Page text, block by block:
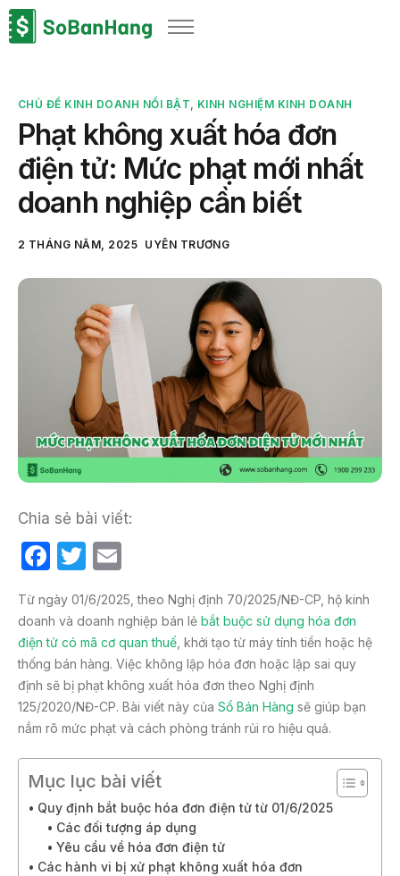
Sản phẩm
Bảng giá
Blog
Thông tin thuế
Về chúng tôi
CHỦ ĐỀ KINH DOANH NỔI BẬT, KINH NGHIỆM KINH DOANH
Phạt không xuất hóa đơn
điện tử: Mức phạt mới nhất
doanh nghiệp cần biết
2 THÁNG NĂM, 2025 UYÊN TRƯƠNG
Chia sẻ bài viết:
F
c
e
b
o
o
k
T
itt
er
ail
Từ ngày 01/6/2025, theo Nghị định 70/2025/NĐ-CP, hộ kinh
doanh và doanh nghiệp bán lẻ bắt buộc sử dụng hóa đơn
điện tử có mã cơ quan thuế , khởi tạo từ máy tính tiền hoặc hệ
thống bán hàng. Việc không lập hóa đơn hoặc lập sai quy
định sẽ bị phạt không xuất hóa đơn theo Nghị định
125/2020/NĐ-CP. Bài viết này của Sổ Bán Hàng sẽ giúp bạn
nắm rõ mức phạt và cách phòng tránh rủi ro hiệu quả.
Mục lục bài viết
Quy định bắt buộc hóa đơn điện tử từ 01/6/2025
Các đối tượng áp dụng
Yêu cầu về hóa đơn điện tử
Các hành vi bị xử phạt không xuất hóa đơn